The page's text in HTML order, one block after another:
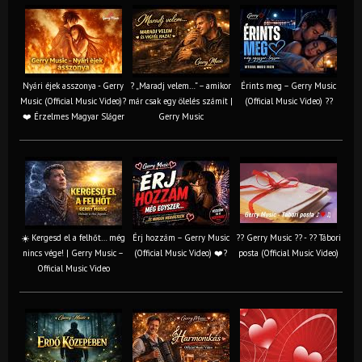
Nyári éjek asszonya - Gerry
Music (Official Music Video)?
❤️ Érzelmes Magyar Sláger
? „Maradj velem…” – amikor
már csak egy ölelés számít |
Gerry Music
Érints meg – Gerry Music
(Official Music Video) ??
☀️ Kergesd el a felhőt… még
nincs vége! | Gerry Music –
Official Music Video
Érj hozzám – Gerry Music
(Official Music Video) ❤️?
?? Gerry Music ?? - ?? Tábori
posta (Official Music Video)